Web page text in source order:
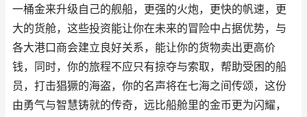
一桶金来升级自己的舰船，更强的火炮，更快的帆速，更
大的货舱，这些投资能让你在未来的冒险中占据优势，与
各大港口商会建立良好关系，能让你的货物卖出更高价
钱，同时，你的旅程不应只有掠夺与索取，帮助受困的船
员，打击猖獗的海盗，你的名声将在七海之间传颂，这份
由勇气与智慧铸就的传奇，远比船舱里的金币更为闪耀，